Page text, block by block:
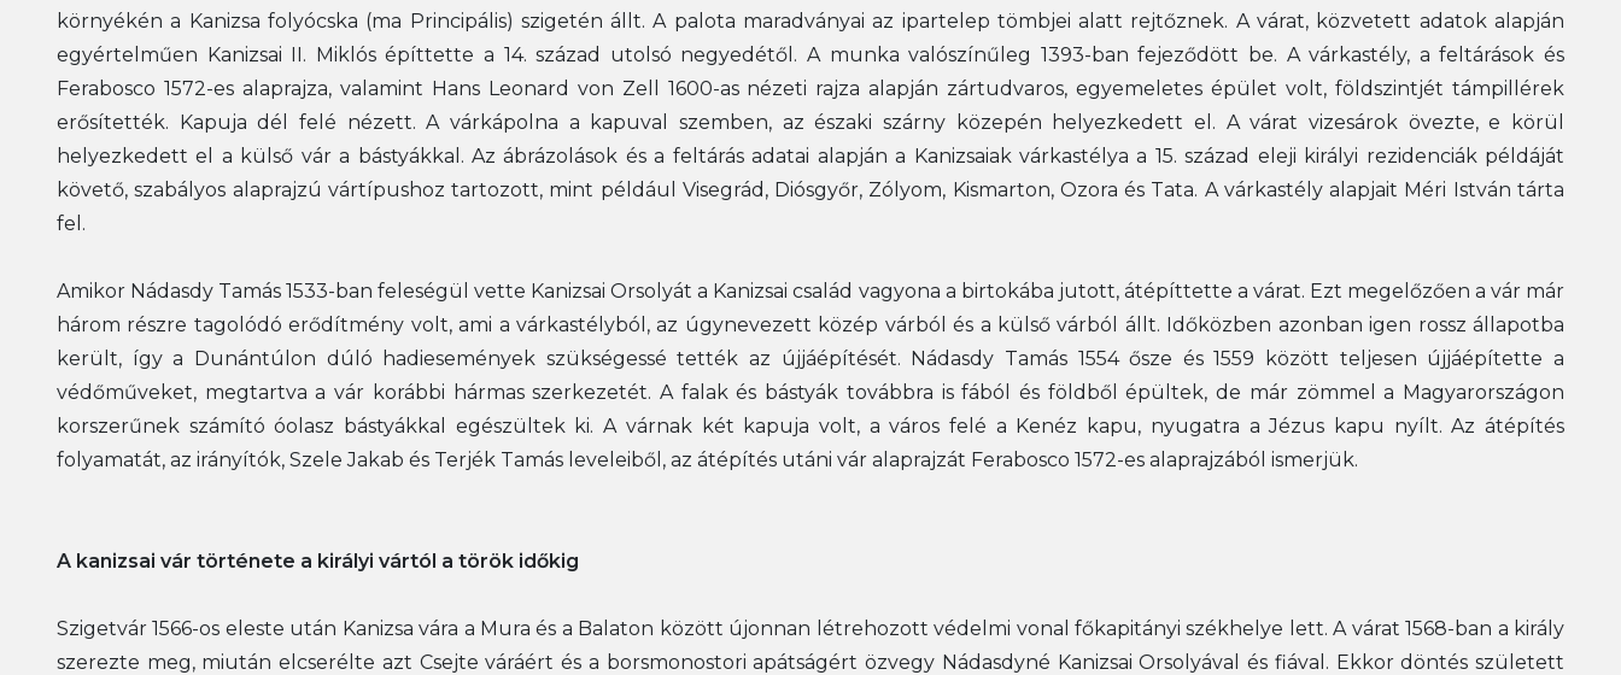
környékén a Kanizsa folyócska (ma Principális) szigetén állt. A palota maradványai az ipartelep tömbjei alatt rejtőznek. A várat, közvetett adatok alapján
egyértelműen Kanizsai II. Miklós építtette a 14. század utolsó negyedétől. A munka valószínűleg 1393-ban fejeződött be. A várkastély, a feltárások és
Ferabosco 1572-es alaprajza, valamint Hans Leonard von Zell 1600-as nézeti rajza alapján zártudvaros, egyemeletes épület volt, földszintjét támpillérek
erősítették. Kapuja dél felé nézett. A várkápolna a kapuval szemben, az északi szárny közepén helyezkedett el. A várat vizesárok övezte, e körül
helyezkedett el a külső vár a bástyákkal. Az ábrázolások és a feltárás adatai alapján a Kanizsaiak várkastélya a 15. század eleji királyi rezidenciák példáját
követő, szabályos alaprajzú vártípushoz tartozott, mint például Visegrád, Diósgyőr, Zólyom, Kismarton, Ozora és Tata. A várkastély alapjait Méri István tárta
fel.
Amikor Nádasdy Tamás 1533-ban feleségül vette Kanizsai Orsolyát a Kanizsai család vagyona a birtokába jutott, átépíttette a várat. Ezt megelőzően a vár már
három részre tagolódó erődítmény volt, ami a várkastélyból, az úgynevezett közép várból és a külső várból állt. Időközben azonban igen rossz állapotba
került, így a Dunántúlon dúló hadiesemények szükségessé tették az újjáépítését. Nádasdy Tamás 1554 ősze és 1559 között teljesen újjáépítette a
védőműveket, megtartva a vár korábbi hármas szerkezetét. A falak és bástyák továbbra is fából és földből épültek, de már zömmel a Magyarországon
korszerűnek számító óolasz bástyákkal egészültek ki. A várnak két kapuja volt, a város felé a Kenéz kapu, nyugatra a Jézus kapu nyílt. Az átépítés
folyamatát, az irányítók, Szele Jakab és Terjék Tamás leveleiből, az átépítés utáni vár alaprajzát Ferabosco 1572-es alaprajzából ismerjük.
A kanizsai vár története a királyi vártól a török időkig
Szigetvár 1566-os eleste után Kanizsa vára a Mura és a Balaton között újonnan létrehozott védelmi vonal főkapitányi székhelye lett. A várat 1568-ban a király
szerezte meg, miután elcserélte azt Csejte váráért és a borsmonostori apátságért özvegy Nádasdyné Kanizsai Orsolyával és fiával. Ekkor döntés született